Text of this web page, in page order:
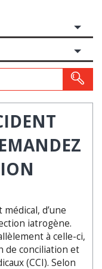
d’une
iatrogène.
à celle-ci,
de conciliation et
(CCI). Selon